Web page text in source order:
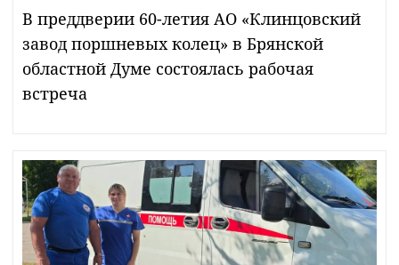
В преддверии 60-летия АО «Клинцовский
завод поршневых колец» в Брянской
областной Думе состоялась рабочая
встреча